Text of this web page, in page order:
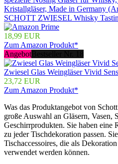
SCHOTT ZWIESEL Whisky
18,99 EUR
Zum Amazon Produkt*
Angebot
Zwiesel Glas Weingläser Vivid
23,72 EUR
Zum Amazon Produkt*
Was das Produktangebot von
große Auswahl an Gläsern, Vasen,
Geschirrprodukten. Sie haben eine
zu jeder Tischdekoration passen.
Tischaccessoires, die als
verwendet werden können.